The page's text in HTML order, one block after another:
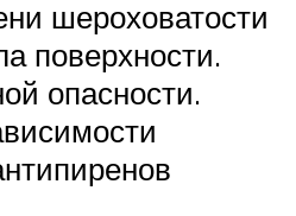
шероховатости
поверхности.
опасности.